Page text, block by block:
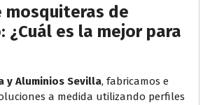
mosquiteras de
¿Cuál es la mejor para
y Aluminios Sevilla, fabricamos e
a medida utilizando perfiles